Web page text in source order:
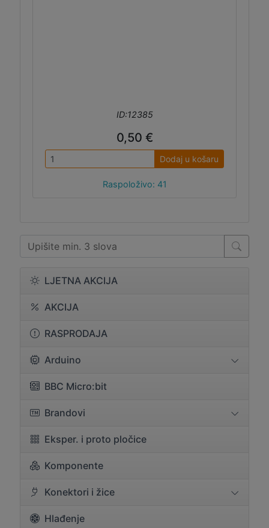
LJETNA AKCIJA
AKCIJA
RASPRODAJA
Arduino
BBC Micro:bit
Brandovi
Eksper. i proto pločice
Komponente
Konektori i žice
Hlađenje
ID:12385
0,50 €
Dodaj u košaru
Raspoloživo: 41